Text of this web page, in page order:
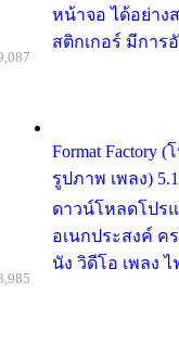
หน้าจอ ได้อย่าง
สติกเกอร์ มีการ
Format Factory
รูปภาพ เพลง)
ดาวน์โหลดโปรแ
อเนกประสงค์ ค
นัง วิดีโอ เพลง